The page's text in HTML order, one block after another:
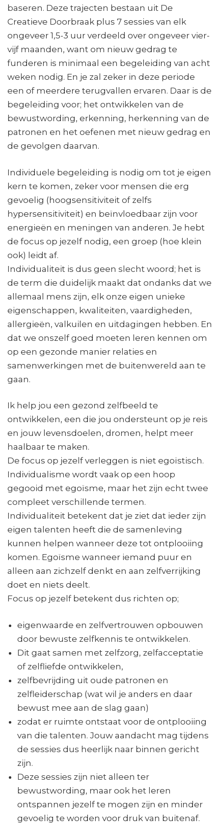
baseren. Deze trajecten bestaan uit De
Creatieve Doorbraak plus 7 sessies van elk
ongeveer 1,5-3 uur verdeeld over ongeveer vier-
vijf maanden, want om nieuw gedrag te
funderen is minimaal een begeleiding van acht
weken nodig. En je zal zeker in deze periode
een of meerdere terugvallen ervaren. Daar is de
begeleiding voor; het ontwikkelen van de
bewustwording, erkenning, herkenning van de
patronen en het oefenen met nieuw gedrag en
de gevolgen daarvan.
Individuele begeleiding is nodig om tot je eigen
kern te komen, zeker voor mensen die erg
gevoelig (hoogsensitiviteit of zelfs
hypersensitiviteit) en beïnvloedbaar zijn voor
energieën en meningen van anderen. Je hebt
de focus op jezelf nodig, een groep (hoe klein
ook) leidt af.
Individualiteit is dus geen slecht woord; het is
de term die duidelijk maakt dat ondanks dat we
allemaal mens zijn, elk onze eigen unieke
eigenschappen, kwaliteiten, vaardigheden,
allergieën, valkuilen en uitdagingen hebben. En
dat we onszelf goed moeten leren kennen om
op een gezonde manier relaties en
samenwerkingen met de buitenwereld aan te
gaan.
Ik help jou een gezond zelfbeeld te
ontwikkelen, een die jou ondersteunt op je reis
en jouw levensdoelen, dromen, helpt meer
haalbaar te maken.
De focus op jezelf verleggen is niet egoïstisch.
Individualisme wordt vaak op een hoop
gegooid met egoïsme, maar het zijn echt twee
compleet verschillende termen.
Individualiteit betekent dat je ziet dat ieder zijn
eigen talenten heeft die de samenleving
kunnen helpen wanneer deze tot ontplooiing
komen. Egoïsme wanneer iemand puur en
alleen aan zichzelf denkt en aan zelfverrijking
doet en niets deelt.
Focus op jezelf betekent dus richten op;
eigenwaarde en zelfvertrouwen opbouwen
door bewuste zelfkennis te ontwikkelen.
Dit gaat samen met zelfzorg, zelfacceptatie
of zelfliefde ontwikkelen,
zelfbevrijding uit oude patronen en
zelfleiderschap (wat wil je anders en daar
bewust mee aan de slag gaan)
zodat er ruimte ontstaat voor de ontplooiing
van die talenten. Jouw aandacht mag tijdens
de sessies dus heerlijk naar binnen gericht
zijn.
Deze sessies zijn niet alleen ter
bewustwording, maar ook het leren
ontspannen jezelf te mogen zijn en minder
gevoelig te worden voor druk van buitenaf.